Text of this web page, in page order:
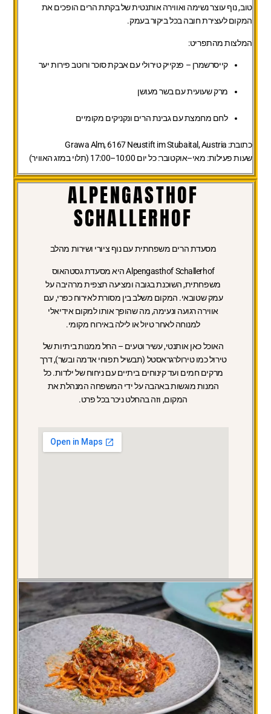
טוב, נוף עוצר נשימה ואווירה אותנטית של בקתת הרים הופכים את
המקום לעצירת חובה בכל ביקור בעמק.
המלצות מהתפריט:
קייסרשמרן – פנקייק טירולי עם אבקת סוכר ורוטב פירות יער
מרק שעועית עם בשר מעושן
לחם מחמצת עם גבינת הרים ונקניקים מקומיים
כתובת:
שעות פעילות: מאי–אוקטובר: כל יום 10:00–17:00 (תלוי במזג האוויר)
ALPENGASTHOF
SCHALLERHOF
מסעדת הרים משפחתית עם נוף ציורי ושירות מהלב
Alpengasthof Schallerhof היא מסעדת גסטהאוס
משפחתית, השוכנת בגובה ומציעה תצפית מרהיבה על
עמק שטובאי. המקום משלב בין מסורת לאירוח כפרי, עם
אווירה רגועה ונעימה, מה שהופך אותו למקום אידיאלי
למנוחה לאחר טיול או לילה באירוח מקומי.
האוכל כאן אותנטי, עשיר וטעים – החל ממנות ביתיות של
טירול כמו טירולרגראסטל (תבשיל תפוחי אדמה ובשר), דרך
מרקים חמים ועד קינוחים ביתיים עם ניחוח של ילדות. כל
המנות מוגשות באהבה על ידי המשפחה המנהלת את
המקום, וזה בהחלט ניכר בכל פרט.